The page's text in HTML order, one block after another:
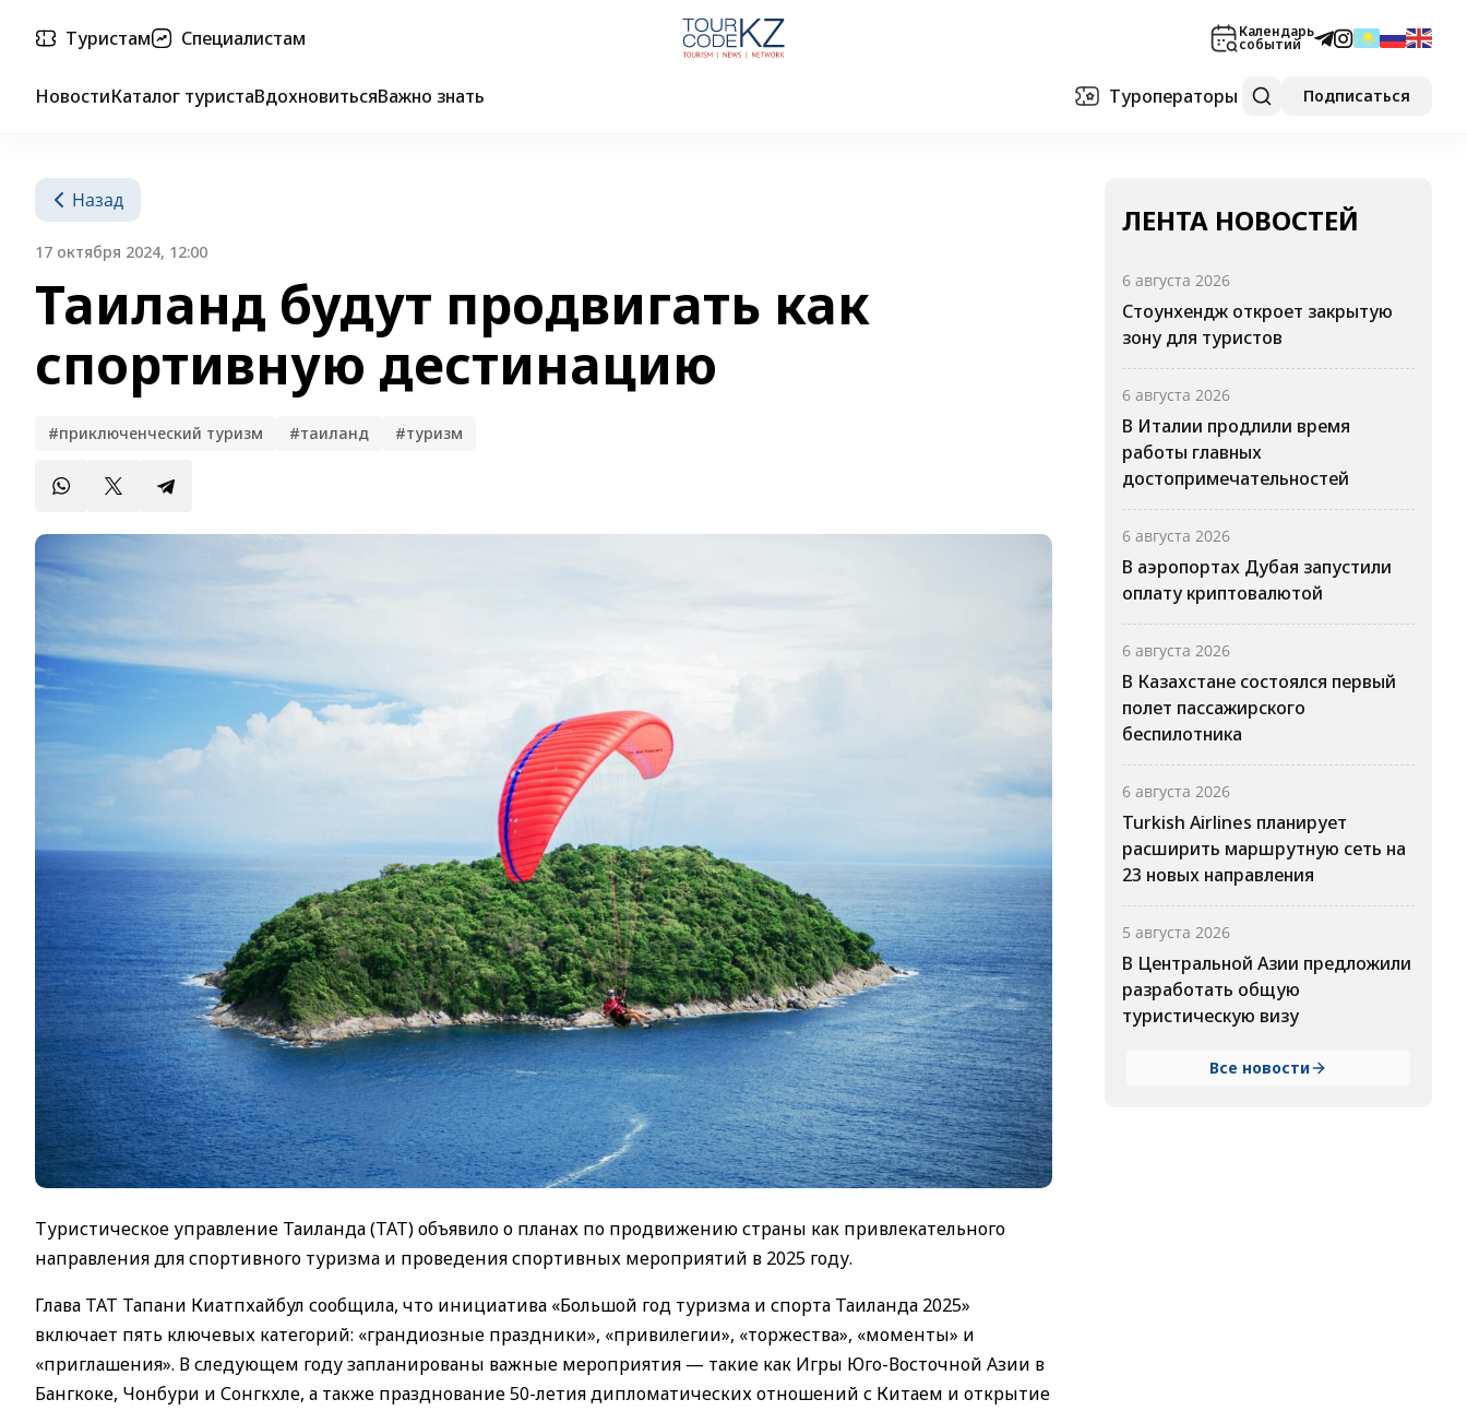
Туристам Специалистам Календарь
событий
НовостиКаталог туристаВдохновитьсяВажно знать Туроператоры Подписаться
Назад
17 октября 2024, 12:00
Таиланд будут продвигать как
спортивную дестинацию
#приключенческий туризм #таиланд #туризм
Туристическое управление Таиланда (ТАТ) объявило о планах по продвижению страны как привлекательного
направления для спортивного туризма и проведения спортивных мероприятий в 2025 году.
Глава ТАТ Тапани Киатпхайбул сообщила, что инициатива «Большой год туризма и спорта Таиланда 2025»
включает пять ключевых категорий: «грандиозные праздники», «привилегии», «торжества», «моменты» и
«приглашения». В следующем году запланированы важные мероприятия — такие как Игры Юго-Восточной Азии в
Бангкоке, Чонбури и Сонгкхле, а также празднование 50-летия дипломатических отношений с Китаем и открытие
ЛЕНТА НОВОСТЕЙ
6 августа 2026
Стоунхендж откроет закрытую
зону для туристов
6 августа 2026
В Италии продлили время
работы главных
достопримечательностей
6 августа 2026
В аэропортах Дубая запустили
оплату криптовалютой
6 августа 2026
В Казахстане состоялся первый
полет пассажирского
беспилотника
6 августа 2026
Turkish Airlines планирует
расширить маршрутную сеть на
23 новых направления
5 августа 2026
В Центральной Азии предложили
разработать общую
туристическую визу
Все новости